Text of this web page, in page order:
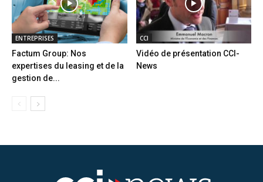
ENTREPRISES
Factum Group: Nos
expertises du leasing et de la
gestion de...
CCI
Vidéo de présentation CCI-
News